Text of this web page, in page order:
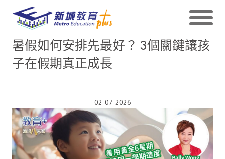
暑假如何安排先最好？ 3個關鍵讓孩
子在假期真正成長
02-07-2026